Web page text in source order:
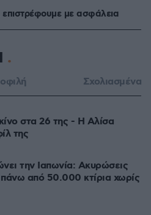
με ασφάλεια
Σχολιασμένα
στα 26 της - Η Αλίσα
της
την Ιαπωνία: Ακυρώσεις
από 50.000 κτίρια χωρίς